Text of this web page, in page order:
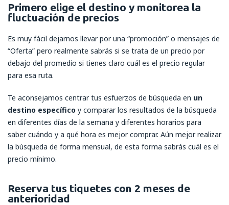
Primero elige el destino y monitorea la
fluctuación de precios
Es muy fácil dejarnos llevar por una “promoción” o mensajes de
“Oferta” pero realmente sabrás si se trata de un precio por
debajo del promedio si tienes claro cuál es el precio regular
para esa ruta.
Te aconsejamos centrar tus esfuerzos de búsqueda en un
destino específico y comparar los resultados de la búsqueda
en diferentes días de la semana y diferentes horarios para
saber cuándo y a qué hora es mejor comprar. Aún mejor realizar
la búsqueda de forma mensual, de esta forma sabrás cuál es el
precio mínimo.
Reserva tus tiquetes con 2 meses de
anterioridad